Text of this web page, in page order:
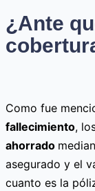
¿Ante
Como fue
fallecimiento,
ahorrado
asegurado y el
cuanto es la